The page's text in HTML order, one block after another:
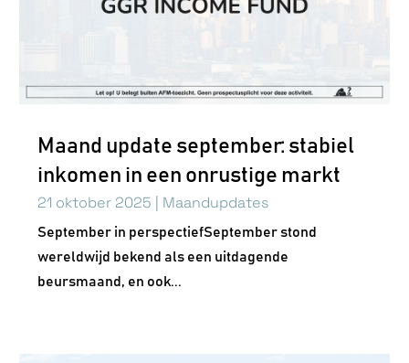
Maand update september: stabiel
inkomen in een onrustige markt
21 oktober 2025 Maandupdates
September in perspectiefSeptember stond
wereldwijd bekend als een uitdagende
beursmaand, en ook...